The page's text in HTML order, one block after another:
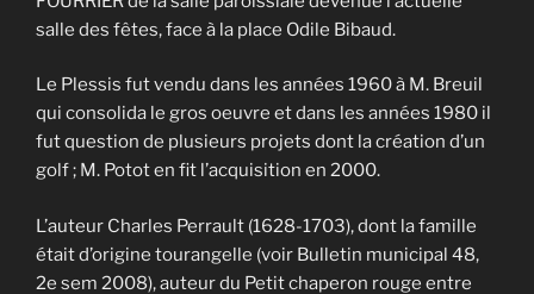
salle des fêtes, face à la place Odile Bibaud.
Le Plessis fut vendu dans les années 1960 à M. Breuil
qui consolida le gros oeuvre et dans les années 1980 il
fut question de plusieurs projets dont la création d’un
golf ; M. Potot en fit l’acquisition en 2000.
L’auteur Charles Perrault (1628-1703), dont la famille
était d’origine tourangelle (voir Bulletin municipal 48,
2e sem 2008), auteur du Petit chaperon rouge entre